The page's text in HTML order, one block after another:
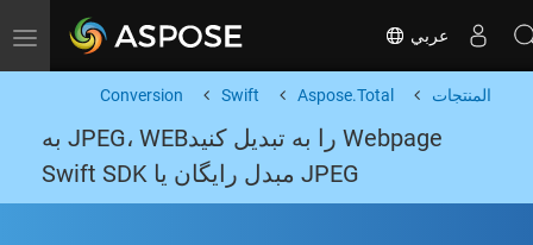
Toggle navigation عربي
المنتجات Aspose.Total
Swift
Conversion
Webpage را به تبدیل کنیدJPEG، WEB به
JPEG مبدل رایگان یا Swift SDK